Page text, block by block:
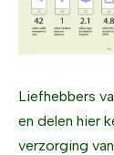
Liefhebbers
en delen hier
verzorging